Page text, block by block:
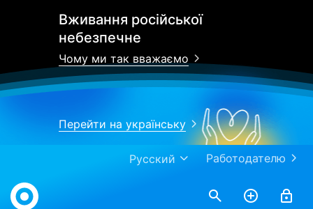
Вживання російської
небезпечне
Чому ми так вважаємо
Перейти на українську
Работодателю
Русский
Work.ua